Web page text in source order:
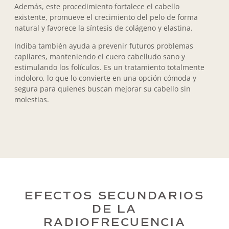
Además, este procedimiento fortalece el cabello
existente, promueve el crecimiento del pelo de forma
natural y favorece la síntesis de colágeno y elastina.
Indiba también ayuda a prevenir futuros problemas
capilares, manteniendo el cuero cabelludo sano y
estimulando los folículos. Es un tratamiento totalmente
indoloro, lo que lo convierte en una opción cómoda y
segura para quienes buscan mejorar su cabello sin
molestias.
EFECTOS SECUNDARIOS
DE LA
RADIOFRECUENCIA